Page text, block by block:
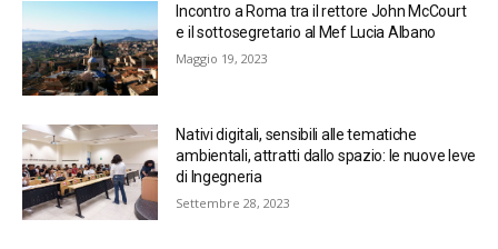
Incontro a Roma tra il rettore John McCourt
e il sottosegretario al Mef Lucia Albano
Maggio 19, 2023
Nativi digitali, sensibili alle tematiche
ambientali, attratti dallo spazio: le nuove leve
di Ingegneria
Settembre 28, 2023